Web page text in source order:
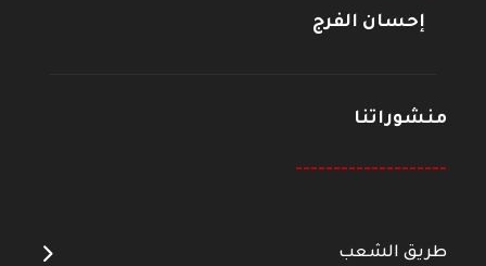
إحسان الفرج
منشوراتنا
--------------------
طريق الشعب